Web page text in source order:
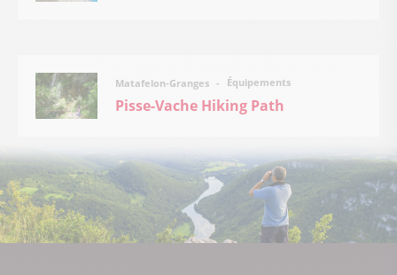
Matafelon-Granges Équipements
Pisse-Vache Hiking Path